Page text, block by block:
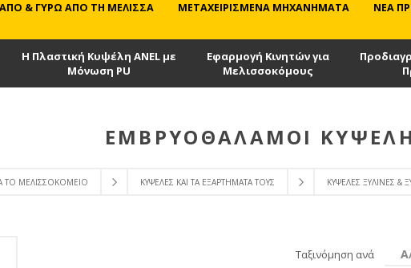
ΑΠΌ & ΓΎΡΩ ΑΠΌ ΤΗ ΜΈΛΙΣΣΑ
ΜΕΤΑΧΕΙΡΙΣΜΈΝΑ ΜΗΧΑΝΉΜΑΤΑ ΝΈΑ
Η Πλαστική Κυψέλη ANEL με
Μόνωση PU
Εφαρμογή Κινητών για
Μελισσοκόμους
ΤΟ ΜΕΛΙΣΣΟΚΟΜΕΊΟ ΚΥΨΈΛΕΣ ΚΑΙ ΤΑ ΕΞΑΡΤΉΜΑΤΑ ΤΟΥΣ ΚΥΨΈΛΕΣ ΞΎΛΙΝΕΣ &
ΕΜΒΡΥΟΘΆΛΑΜΟΙ
Ταξινόμηση ανά